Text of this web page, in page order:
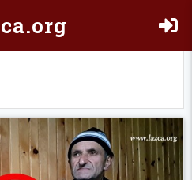
ca.org